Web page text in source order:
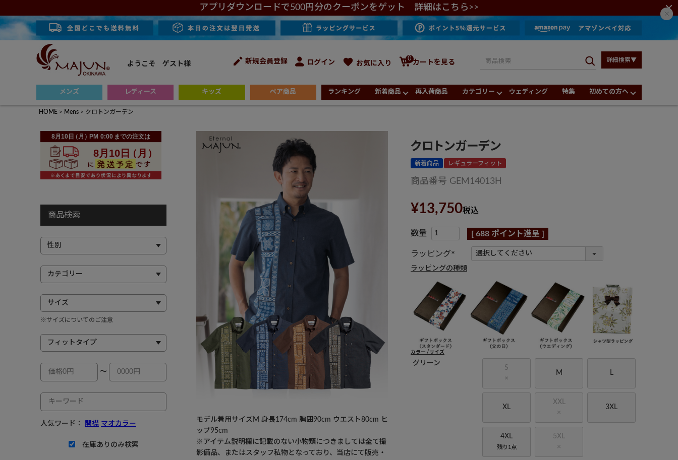
アプリダウンロードで500円分のクーポンをゲット 詳細はこちら>>
ようこそ ゲスト様 新規会員登録 ログイン お気に入り
0
カートを見る 詳細検索▼
メンズ レディース キッズ ペア商品 ランキング 新着商品 再入荷商品 カテゴリー ウェディング 特集 初めての方へ
HOME Mens クロトンガーデン
商品検索
※サイズについてのご注意
～
人気ワード： 開襟 マオカラー
在庫ありのみ検索
モデル着用サイズM 身長174cm 胸囲90cm ウエスト80cm ヒ
ップ95cm
※アイテム説明欄に記載のない小物類につきましては全て撮
影備品、またはスタッフ私物となっており、当店にて販売・
クロトンガーデン
新着商品 レギュラーフィット
商品番号 GEM14013H
¥13,750税込
[ 688 ポイント進呈 ]
ラッピング
(
須
)
ラッピングの種類
カラー サイズ
グリーン
S
×
M L
XL
XXL
×
3XL
4XL
残り1点
5XL
×